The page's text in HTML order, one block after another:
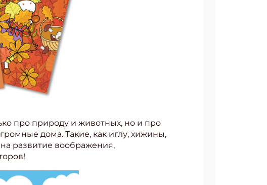
про природу и животных, но и про
дома. Такие, как иглу, хижины,
развитие воображения,